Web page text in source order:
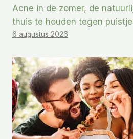
Acne in de zomer, de
thuis te houden tegen
6 augustus 2026